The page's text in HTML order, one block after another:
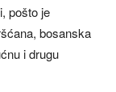
pošto je
bosanska
i drugu